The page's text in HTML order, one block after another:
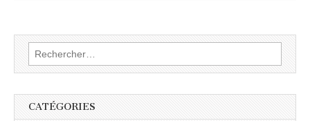
Rechercher :
CATÉGORIES